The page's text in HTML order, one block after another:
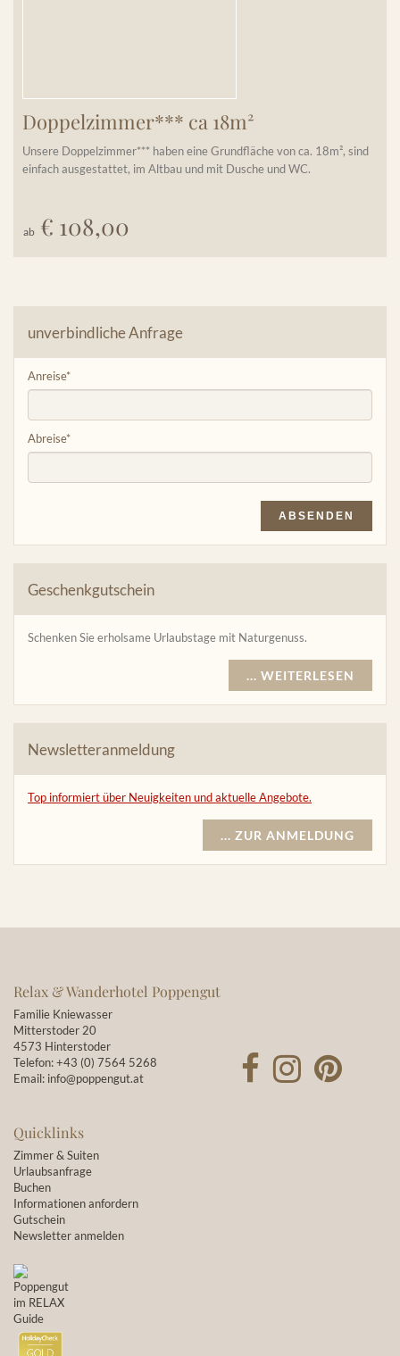
Doppelzimmer*** ca 18m²
Unsere Doppelzimmer*** haben eine Grundfläche von ca. 18m², sind
einfach ausgestattet, im Altbau und mit Dusche und WC.
ab € 108,00
unverbindliche Anfrage
Anreise*
Abreise*
ABSENDEN
Geschenkgutschein
Schenken Sie erholsame Urlaubstage mit Naturgenuss.
... WEITERLESEN
Newsletteranmeldung
Top informiert über Neuigkeiten und aktuelle Angebote.
... ZUR ANMELDUNG
Relax & Wanderhotel Poppengut
Familie Kniewasser
Mitterstoder 20
4573 Hinterstoder
Telefon:+43 (0) 7564 5268
Email: info@poppengut.at
Quicklinks
Zimmer & Suiten
Urlaubsanfrage
Buchen
Informationen anfordern
Gutschein
Newsletter anmelden